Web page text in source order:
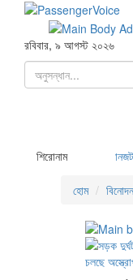
রবিবার, ৯ আগস্ট ২০২৬
শিরোনাম
যানজট
হোম বিনোদন